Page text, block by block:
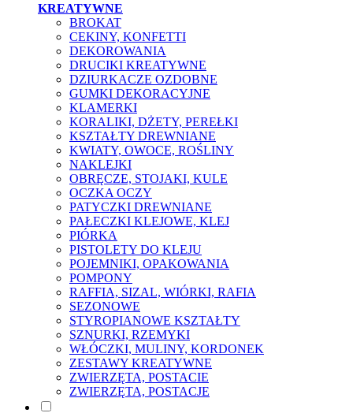
KREATYWNE
BROKAT
CEKINY, KONFETTI
DEKOROWANIA
DRUCIKI KREATYWNE
DZIURKACZE OZDOBNE
GUMKI DEKORACYJNE
KLAMERKI
KORALIKI, DŻETY, PEREŁKI
KSZTAŁTY DREWNIANE
KWIATY, OWOCE, ROŚLINY
NAKLEJKI
OBRĘCZE, STOJAKI, KULE
OCZKA OCZY
PATYCZKI DREWNIANE
PAŁECZKI KLEJOWE, KLEJ
PIÓRKA
PISTOLETY DO KLEJU
POJEMNIKI, OPAKOWANIA
POMPONY
RAFFIA, SIZAL, WIÓRKI, RAFIA
SEZONOWE
STYROPIANOWE KSZTAŁTY
SZNURKI, RZEMYKI
WŁÓCZKI, MULINY, KORDONEK
ZESTAWY KREATYWNE
ZWIERZĘTA, POSTACIE
ZWIERZĘTA, POSTACJE